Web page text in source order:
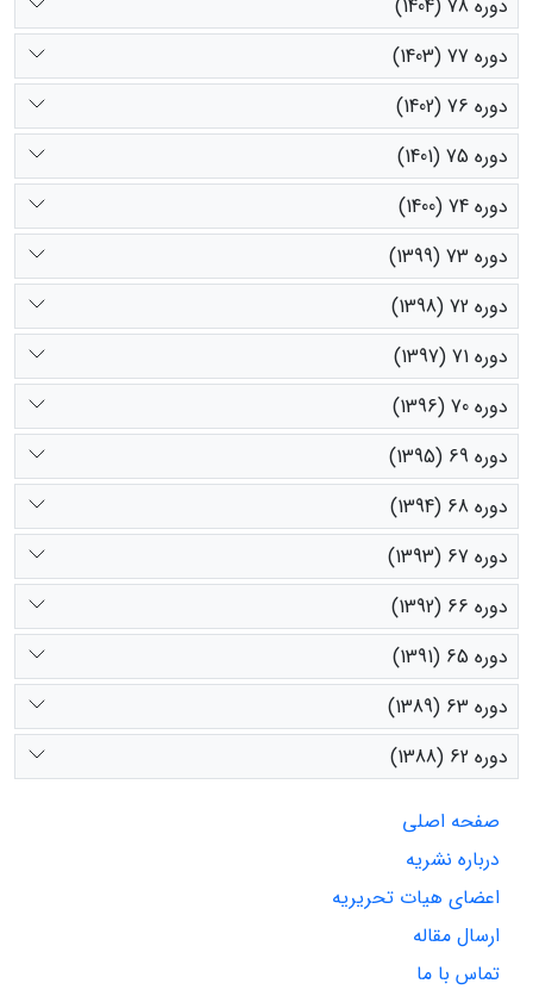
دوره 78 (1404)
دوره 77 (1403)
دوره 76 (1402)
دوره 75 (1401)
دوره 74 (1400)
دوره 73 (1399)
دوره 72 (1398)
دوره 71 (1397)
دوره 70 (1396)
دوره 69 (1395)
دوره 68 (1394)
دوره 67 (1393)
دوره 66 (1392)
دوره 65 (1391)
دوره 63 (1389)
دوره 62 (1388)
صفحه اصلی
درباره نشریه
اعضای هیات تحریریه
ارسال مقاله
تماس با ما